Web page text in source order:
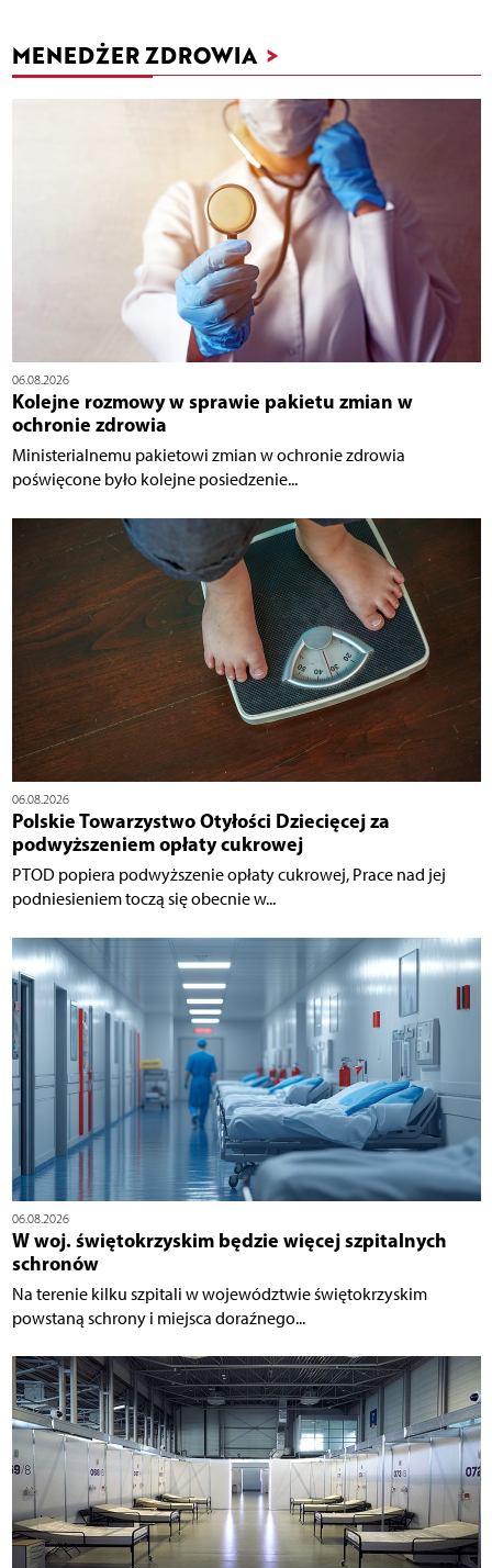
MENEDŻER ZDROWIA >
06.08.2026
Kolejne rozmowy w sprawie pakietu zmian w
ochronie zdrowia
Ministerialnemu pakietowi zmian w ochronie zdrowia
poświęcone było kolejne posiedzenie...
06.08.2026
Polskie Towarzystwo Otyłości Dziecięcej za
podwyższeniem opłaty cukrowej
PTOD popiera podwyższenie opłaty cukrowej, Prace nad jej
podniesieniem toczą się obecnie w...
06.08.2026
W woj. świętokrzyskim będzie więcej szpitalnych
schronów
Na terenie kilku szpitali w województwie świętokrzyskim
powstaną schrony i miejsca doraźnego...